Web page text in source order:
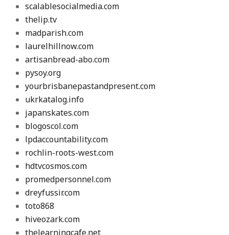
scalablesocialmedia.com
thelip.tv
madparish.com
laurelhillnow.com
artisanbread-abo.com
pysoy.org
yourbrisbanepastandpresent.com
ukrkatalog.info
japanskates.com
blogoscol.com
lpdaccountability.com
rochlin-roots-west.com
hdtvcosmos.com
promedpersonnel.com
dreyfussir.com
toto868
hiveozark.com
thelearningcafe.net